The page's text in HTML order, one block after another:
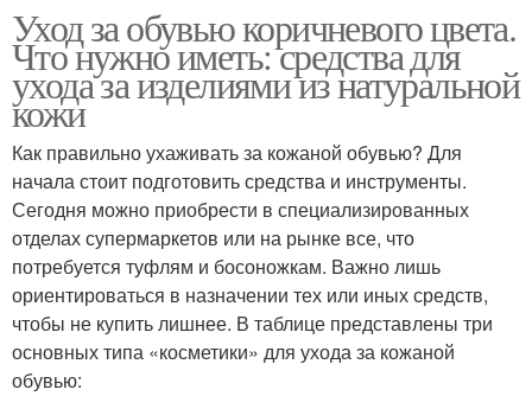
Уход за обувью коричневого цвета.
Что нужно иметь: средства для
ухода за изделиями из натуральной
кожи
Как правильно ухаживать за кожаной обувью? Для
начала стоит подготовить средства и инструменты.
Сегодня можно приобрести в специализированных
отделах супермаркетов или на рынке все, что
потребуется туфлям и босоножкам. Важно лишь
ориентироваться в назначении тех или иных средств,
чтобы не купить лишнее. В таблице представлены три
основных типа «косметики» для ухода за кожаной
обувью: